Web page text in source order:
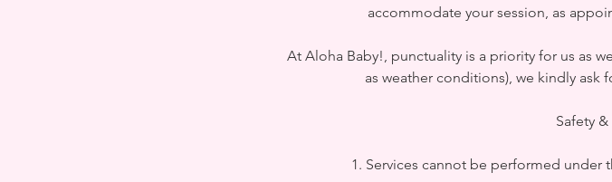
accommodate your session, as
At Aloha Baby!, punctuality is a priority for us as
as weather conditions), we kindly
Safety
1. Services cannot be performed under